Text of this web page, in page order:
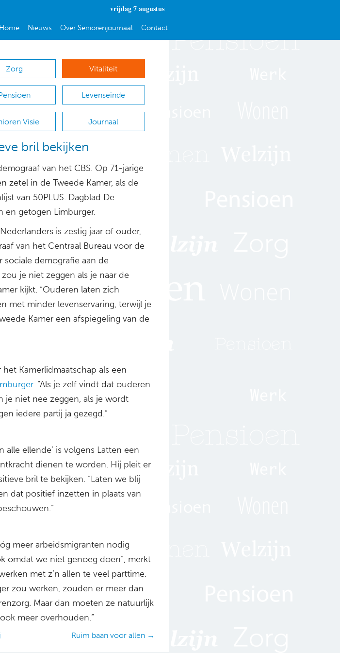
vrijdag 7 augustus
Home Nieuws Over Seniorenjournaal Contact
Zorg Vitaliteit
Levenseinde
Visie Journaal
bril bekijken
van het CBS. Op 71-jarige
zetel in de Tweede Kamer, als de
van 50PLUS. Dagblad De
en getogen Limburger.
is zestig jaar of ouder,
van het Centraal Bureau voor de
sociale demografie aan de
je niet zeggen als je naar de
kijkt. “Ouderen laten zich
met minder levenservaring, terwijl je
Kamer een afspiegeling van de
Kamerlidmaatschap als een
“Als je zelf vindt dat ouderen
niet nee zeggen, als je wordt
iedere partij ja gezegd.”
alle ellende’ is volgens Latten een
dienen te worden. Hij pleit er
bril te bekijken. “Laten we blij
dat positief inzetten in plaats van
meer arbeidsmigranten nodig
omdat we niet genoeg doen”, merkt
met z’n allen te veel parttime.
zou werken, zouden er meer dan
Maar dan moeten ze natuurlijk
meer overhouden.”
Ruim baan voor allen →